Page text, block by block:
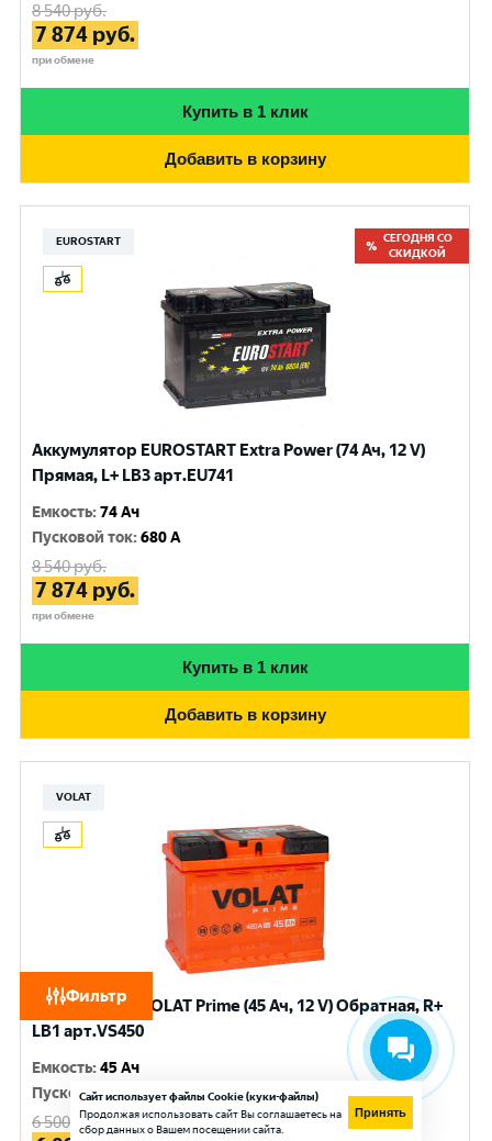
Фильтр
8 540руб.
7 874 руб.
при обмене
Купить в 1 клик
Добавить в корзину
EUROSTART
СЕГОДНЯ СО
СКИДКОЙ
Аккумулятор EUROSTART Extra Power (74 Ач, 12 V)
Прямая, L+ LB3 арт.EU741
Емкость:74 Ач
Пусковой ток:680 A
8 540руб.
7 874 руб.
при обмене
Купить в 1 клик
Добавить в корзину
VOLAT
Аккумулятор VOLAT Prime (45 Ач, 12 V) Обратная, R+
LB1 арт.VS450
Емкость:45 Ач
Пусковой ток:420 A
6 500 руб.
Сайт использует файлы Cookie (куки-файлы)
Продолжая использовать сайт Вы соглашаетесь на
сбор данных о Вашем посещении сайта.
Принять